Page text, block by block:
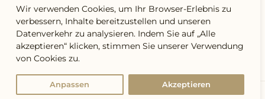
Wir verwenden Cookies, um Ihr Browser-Erlebnis zu
verbessern, Inhalte bereitzustellen und unseren
Datenverkehr zu analysieren. Indem Sie auf „Alle
akzeptieren“ klicken, stimmen Sie unserer Verwendung
von Cookies zu.
Anpassen Akzeptieren
40
76
info@safepension-
ag.li